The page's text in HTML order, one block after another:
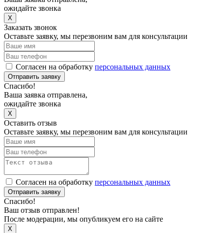
ожидайте звонка
X
Заказать звонок
Оставьте заявку, мы перезвоним вам для консультации
Согласен на обработку персональных данных
Отправить заявку
Спасибо!
Ваша заявка отправлена,
ожидайте звонка
X
Оставить отзыв
Оставьте заявку, мы перезвоним вам для консультации
Согласен на обработку персональных данных
Отправить заявку
Спасибо!
Ваш отзыв отправлен!
После модерации, мы опубликуем его на сайте
X